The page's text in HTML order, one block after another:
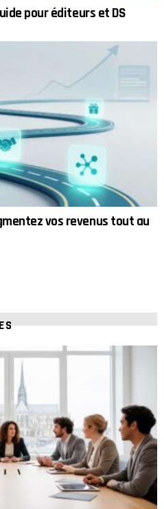
pour éditeurs et DS
vos revenus tout au